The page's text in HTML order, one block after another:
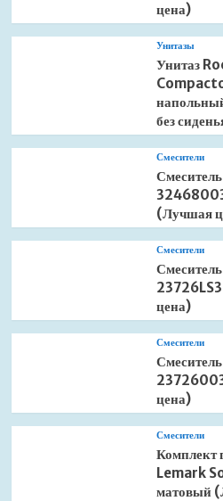
цена)
Унитазы
Унитаз
без
Смесители
(Лучшая
Смесители
цена)
Смесители
цена)
Смесители
Комплект
Lemark
матовый